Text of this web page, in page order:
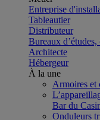
Entreprise
Tableautier
Distributeur
Bureaux
Architecte
Hébergeur
À la une
Armoires et
Bar du
Onduleurs